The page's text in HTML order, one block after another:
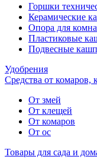
Горшки
Керамические
Опора для
Пластиковые
Подвесные
Удобрения
Средства от комаров,
От змей
От клещей
От комаров
От ос
Товары для сада и